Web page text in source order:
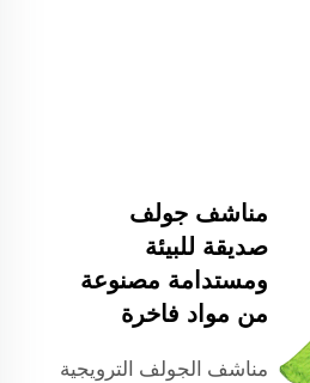
مناشف جولف
صديقة للبيئة
ومستدامة مصنوعة
من مواد فاخرة
مناشف الجولف الترويجية